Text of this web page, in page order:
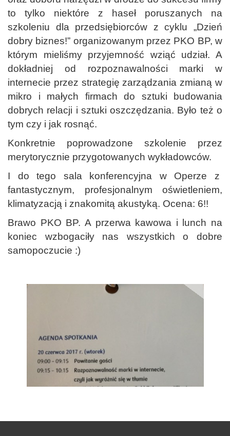
to tylko niektóre z haseł poruszanych na
szkoleniu dla przedsiębiorców z cyklu „Dzień
dobry biznes!” organizowanym przez PKO BP, w
którym mieliśmy przyjemność wziąć udział. A
dokładniej od rozpoznawalności marki w
internecie przez strategię zarządzania zmianą w
mikro i małych firmach do sztuki budowania
dobrych relacji i sztuki oszczędzania. Było też o
tym czy i jak rosnąć.
Konkretnie poprowadzone szkolenie przez
merytorycznie przygotowanych wykładowców.
I do tego sala konferencyjna w Operze z
fantastycznym, profesjonalnym oświetleniem,
klimatyzacją i znakomitą akustyką. Ocena: 6!!
Brawo PKO BP. A przerwa kawowa i lunch na
koniec wzbogaciły nas wszystkich o dobre
samopoczucie :)